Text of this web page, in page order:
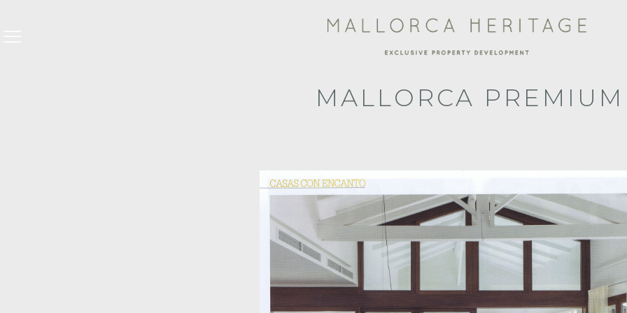
MALLORCA PREMIUM